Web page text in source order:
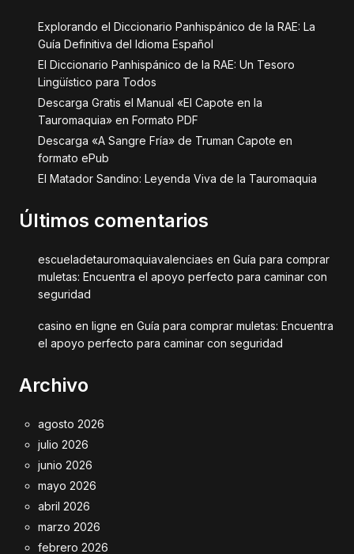
Explorando el Diccionario Panhispánico de la RAE: La
Guía Definitiva del Idioma Español
El Diccionario Panhispánico de la RAE: Un Tesoro
Lingüístico para Todos
Descarga Gratis el Manual «El Capote en la
Tauromaquia» en Formato PDF
Descarga «A Sangre Fría» de Truman Capote en
formato ePub
El Matador Sandino: Leyenda Viva de la Tauromaquia
Últimos comentarios
escueladetauromaquiavalenciaes en Guía para comprar
muletas: Encuentra el apoyo perfecto para caminar con
seguridad
casino en ligne en Guía para comprar muletas: Encuentra
el apoyo perfecto para caminar con seguridad
Archivo
agosto 2026
julio 2026
junio 2026
mayo 2026
abril 2026
marzo 2026
febrero 2026